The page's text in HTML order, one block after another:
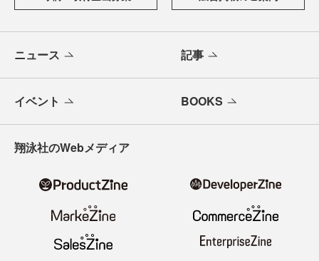
ニュース 記事
イベント BOOKS
翔泳社のWebメディア